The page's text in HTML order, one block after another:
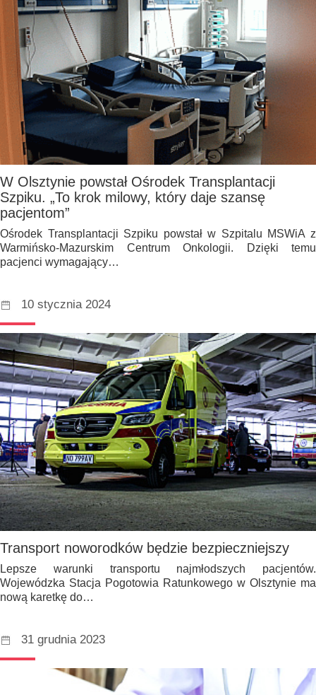
W Olsztynie powstał Ośrodek Transplantacji
Szpiku. „To krok milowy, który daje szansę
pacjentom”
Ośrodek Transplantacji Szpiku powstał w Szpitalu MSWiA z
Warmińsko-Mazurskim Centrum Onkologii. Dzięki temu
pacjenci wymagający…
10 stycznia 2024
Transport noworodków będzie bezpieczniejszy
Lepsze warunki transportu najmłodszych pacjentów.
Wojewódzka Stacja Pogotowia Ratunkowego w Olsztynie ma
nową karetkę do…
31 grudnia 2023